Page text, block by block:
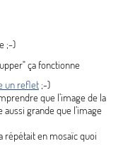
;-)
" ça fonctionne
un reflet ;-)
que l’image de la
grande que l’image
répétait en mosaïc quoi